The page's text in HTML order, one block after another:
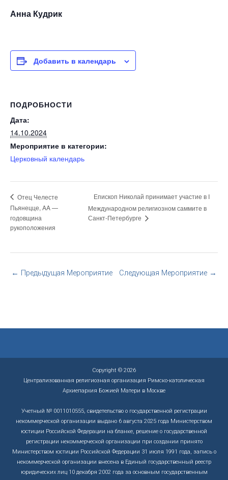
Анна Кудрик
Добавить в календарь
ПОДРОБНОСТИ
Дата:
14.10.2024
Мероприятие в категории:
Церковный календарь
Отец Челесте
Пьянецце, AA —
годовщина
рукоположения
Епископ Николай принимает участие в I
Международном религиозном саммите в
Санкт-Петербурге
← Предыдущая Мероприятие Следующая Мероприятие →
Copyright © 2026
Централизованная религиозная организация Римско-католическая
Архиепархия Божией Матери в Москве
Учетный № 0011010555, свидетельство о государственной регистрации
некоммерческой организации выдано 6 августа 2025 года Министерством
юстиции Российской Федерации на бланке, решение о государственной
регистрации некоммерческой организации при создании принято
Министерством юстиции Российской Федерации 31 июля 1991 года, запись о
некоммерческой организации внесена в Единый государственный реестр
юридических лиц 10 декабря 2002 года за основным государственным